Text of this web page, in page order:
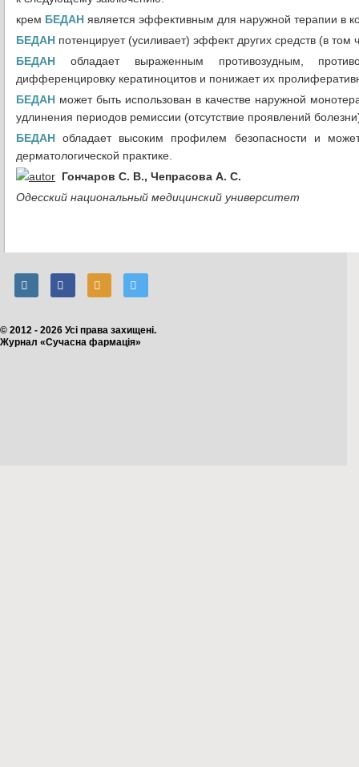
крем БЕДАН является эффективным для наружной терапии в
БЕДАН потенцирует (усиливает) эффект других средств (в том
БЕДАН обладает выраженным противозудным,
дифференцировку кератиноцитов и понижает их
БЕДАН может быть использован в качестве наружной
удлинения периодов ремиссии (отсутствие проявлений
БЕДАН обладает высоким профилем безопасности и
дерматологической практике.
Гончаров С. В., Чепрасова А. С.
Одесский национальный медицинский университет
© 2012 - 2026 Усі права захищені.
Журнал «Сучасна фармація»